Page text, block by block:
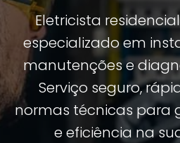
Eletricista
especializado em
manutenções e
Serviço seguro,
normas técnicas para
e eficiência na